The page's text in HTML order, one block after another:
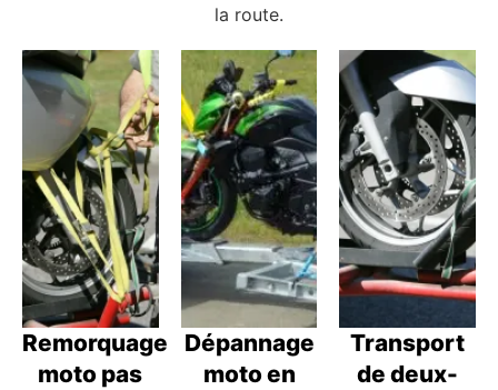
la route.
Remorquage
moto pas
Dépannage
moto en
Transport
de deux-